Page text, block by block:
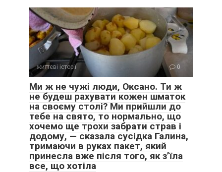
життєві історії 0
Ми ж не чужі люди, Оксано. Ти ж
не будеш рахувати кожен шматок
на своєму столі? Ми прийшли до
тебе на свято, то нормально, що
хочемо ще трохи забрати страв і
додому, — сказала сусідка Галина,
тримаючи в руках пакет, який
принесла вже після того, як з’їла
все, що хотіла